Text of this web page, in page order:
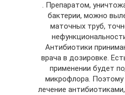
. Препаратом,
бактерии, можно
маточных труб,
Антибиотики
врача в дозировке.
применении будет
микрофлора. Поэтому
лечение